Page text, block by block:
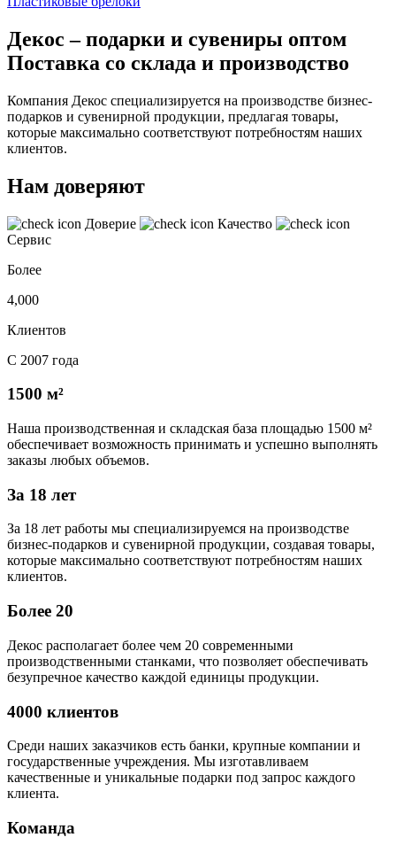
Декос – подарки и сувениры оптом
Поставка со склада и производство
Компания Декос специализируется на производстве бизнес-
подарков и сувенирной продукции, предлагая товары,
которые максимально соответствуют потребностям наших
клиентов.
Нам доверяют
Доверие
Качество
Сервис
Более
4,000
Клиентов
С 2007 года
1500 м²
Наша производственная и складская база площадью 1500 м²
обеспечивает возможность принимать и успешно выполнять
заказы любых объемов.
За 18 лет
За 18 лет работы мы специализируемся на производстве
бизнес-подарков и сувенирной продукции, создавая товары,
которые максимально соответствуют потребностям наших
клиентов.
Более 20
Декос располагает более чем 20 современными
производственными станками, что позволяет обеспечивать
безупречное качество каждой единицы продукции.
4000 клиентов
Среди наших заказчиков есть банки, крупные компании и
государственные учреждения. Мы изготавливаем
качественные и уникальные подарки под запрос каждого
клиента.
Команда